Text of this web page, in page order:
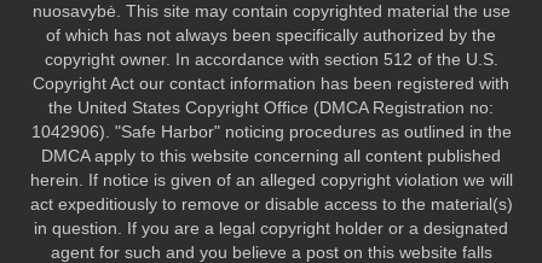
nuosavybė. This site may contain copyrighted material the use
of which has not always been specifically authorized by the
copyright owner. In accordance with section 512 of the U.S.
Copyright Act our contact information has been registered with
the United States Copyright Office (DMCA Registration no:
1042906). "Safe Harbor" noticing procedures as outlined in the
DMCA apply to this website concerning all content published
herein. If notice is given of an alleged copyright violation we will
act expeditiously to remove or disable access to the material(s)
in question. If you are a legal copyright holder or a designated
agent for such and you believe a post on this website falls